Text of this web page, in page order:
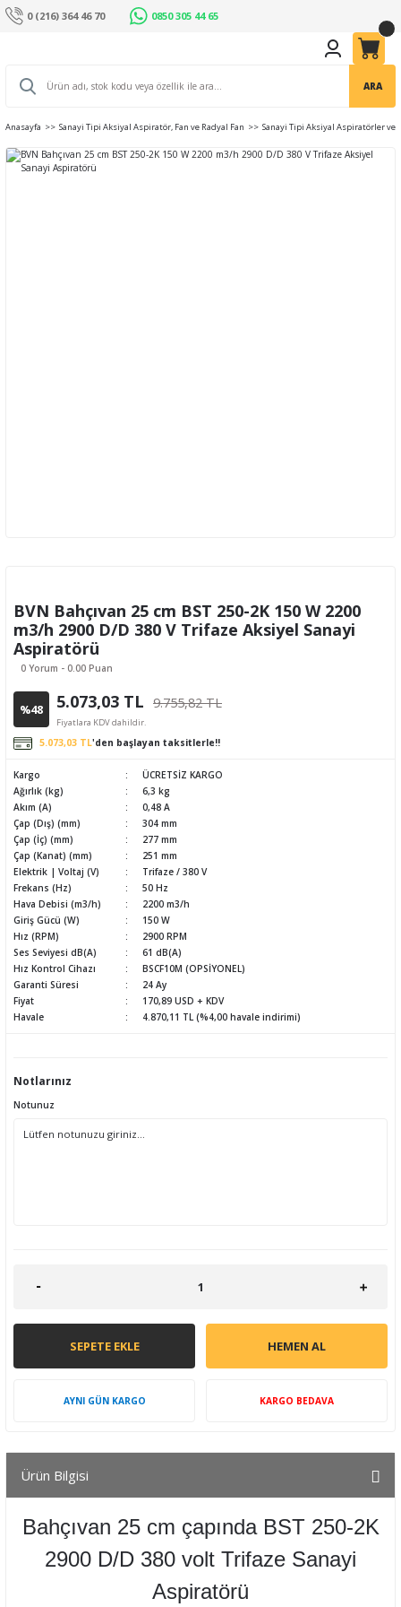
0 (216) 364 46 70 0850 305 44 65
ARA
Anasayfa Sanayi Tipi Aksiyal Aspiratör, Fan ve Radyal Fan Sanayi Tipi Aksiyal Aspiratörler ve
BVN Bahçıvan 25 cm BST 250-2K 150 W 2200
m3/h 2900 D/D 380 V Trifaze Aksiyel Sanayi
Aspiratörü
0 Yorum - 0.00 Puan
%48 5.073,03 TL 9.755,82 TL
Fiyatlara KDV dahildir.
5.073,03 TL'den başlayan taksitlerle!!
Kargo
ÜCRETSİZ KARGO
Ağırlık (kg)
6,3 kg
Akım (A)
0,48 A
Çap (Dış) (mm)
304 mm
Çap (İç) (mm)
277 mm
Çap (Kanat) (mm)
251 mm
Elektrik | Voltaj (V)
Trifaze / 380 V
Frekans (Hz)
50 Hz
Hava Debisi (m3/h)
2200 m3/h
Giriş Gücü (W)
150 W
Hız (RPM)
2900 RPM
Ses Seviyesi dB(A)
61 dB(A)
Hız Kontrol Cihazı
BSCF10M (OPSİYONEL)
Garanti Süresi
24 Ay
Fiyat
170,89 USD + KDV
Havale
4.870,11 TL (%4,00 havale indirimi)
Notlarınız
Notunuz
SEPETE EKLE HEMEN AL
AYNI GÜN KARGO KARGO BEDAVA
Ürün Bilgisi
Bahçıvan 25 cm çapında BST 250-2K
2900 D/D 380 volt Trifaze Sanayi
Aspiratörü